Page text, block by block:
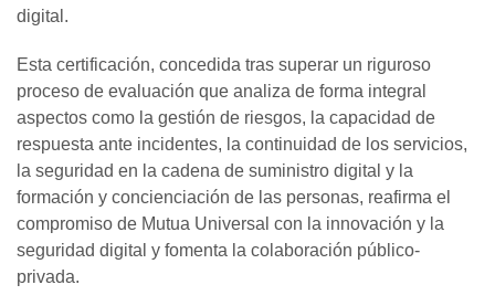
digital.
Esta certificación, concedida tras superar un riguroso
proceso de evaluación que analiza de forma integral
aspectos como la gestión de riesgos, la capacidad de
respuesta ante incidentes, la continuidad de los servicios,
la seguridad en la cadena de suministro digital y la
formación y concienciación de las personas, reafirma el
compromiso de Mutua Universal con la innovación y la
seguridad digital y fomenta la colaboración público-
privada.